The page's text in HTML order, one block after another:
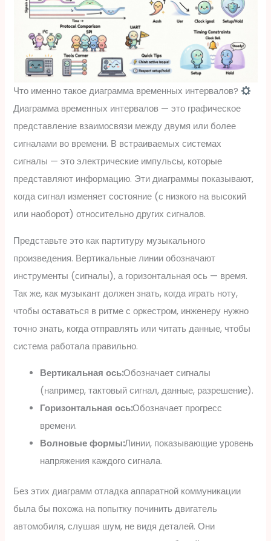
Что именно такое диаграмма временных интервалов?
Диаграмма временных интервалов — это графическое
представление взаимосвязи между двумя или более
сигналами во времени. В встраиваемых системах
сигналы — это электрические импульсы, которые
представляют информацию. Эти диаграммы показывают,
когда сигнал изменяет состояние (с низкого на высокий
или наоборот) относительно других сигналов.
Представьте это как партитуру музыкального
произведения. Вертикальные линии обозначают
инструменты (сигналы), а горизонтальная ось — время.
Так же, как музыкант должен знать, когда играть ноту,
чтобы оставаться в ритме с оркестром, инженеру нужно
точно знать, когда отправлять или читать данные, чтобы
система работала правильно.
Вертикальная ось:Обозначает сигналы
(например, тактовый сигнал, данные, разрешение).
Горизонтальная ось:Обозначает прогресс
времени.
Волновые формы:Линии, показывающие уровень
напряжения каждого сигнала.
Без этих диаграмм отладка аппаратной коммуникации
была бы похожа на попытку починить двигатель
автомобиля, слушая шум, не видя деталей. Они